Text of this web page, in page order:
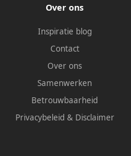
Over ons
Inspiratie blog
Contact
Over ons
Samenwerken
Betrouwbaarheid
Privacybeleid & Disclaimer